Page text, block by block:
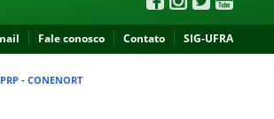
Fale conosco Contato SIG-UFRA
- CONENORT